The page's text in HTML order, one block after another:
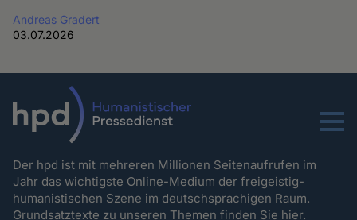
Andreas Gradert
03.07.2026
Menu
Der hpd ist mit mehreren Millionen Seitenaufrufen im
Jahr das wichtigste Online-Medium der freigeistig-
humanistischen Szene im deutschsprachigen Raum.
Grundsatztexte zu unseren Themenfinden Sie hier.